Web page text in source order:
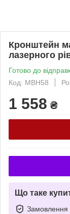
Кронштейн
лазерного
Готово до
Код: МBH58
1 558 ₴
Що таке
Замовлення